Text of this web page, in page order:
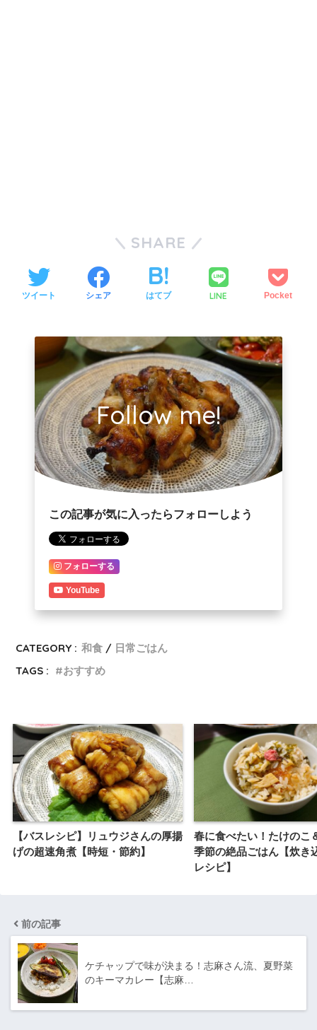
SHARE
ツイート シェア はてブ LINE Pocket
Follow me!
この記事が気に入ったらフォローしよう
フォローする
YouTube
CATEGORY : 和食
日常ごはん
TAGS :
おすすめ
【バスレシピ】リュウジさんの厚揚
げの超速角煮【時短・節約】
春に食べたい！たけのこ
季節の絶品ごはん【炊き
レシピ】
前の記事
ケチャップで味が決まる！志麻さん流、夏野菜
のキーマカレー【志麻…